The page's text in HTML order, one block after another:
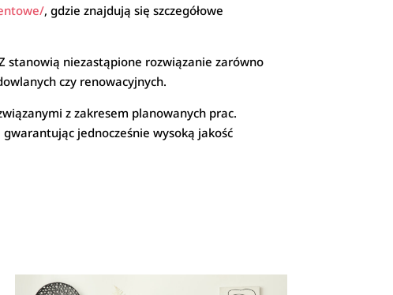
, gdzie znajdują się szczegółowe
stanowią niezastąpione rozwiązanie zarówno
czy renowacyjnych.
z zakresem planowanych prac.
jednocześnie wysoką jakość